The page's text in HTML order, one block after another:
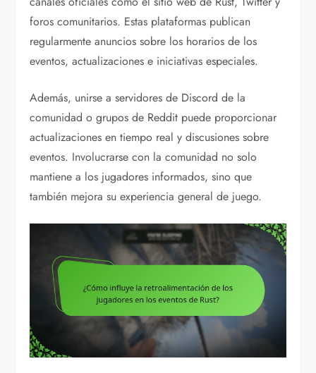
foros comunitarios. Estas plataformas publican
regularmente anuncios sobre los horarios de los
eventos, actualizaciones e iniciativas especiales.
Además, unirse a servidores de Discord de la
comunidad o grupos de Reddit puede proporcionar
actualizaciones en tiempo real y discusiones sobre
eventos. Involucrarse con la comunidad no solo
mantiene a los jugadores informados, sino que
también mejora su experiencia general de juego.